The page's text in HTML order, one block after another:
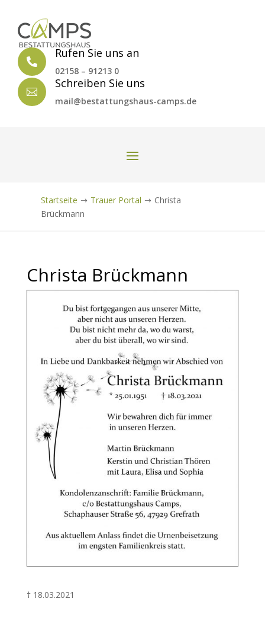

Rufen Sie uns an
02158 – 91213 0

Schreiben Sie uns
mail@bestattungshaus-camps.de
Startseite $ Trauer Portal $ Christa
Brückmann
Christa Brückmann
† 18.03.2021